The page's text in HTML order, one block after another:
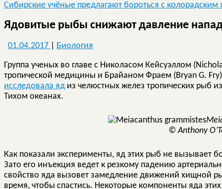
Сибирские учёные предлагают бороться с
Ядовитые рыбы снижают давление
01.04.2017 Биология
Группа ученых во главе с Николасом Кейсуэллом
тропической медицины и Брайаном Фраем (Bryan G.
исследовала яд из челюстных желез тропических рыб
Тихом океанах.
© Anthony
Как показали эксперименты, яд этих рыб не
Зато его инъекция ведет к резкому падению
свойство яда вызовет замедление движений хищной
время, чтобы спастись. Некоторые компоненты яда